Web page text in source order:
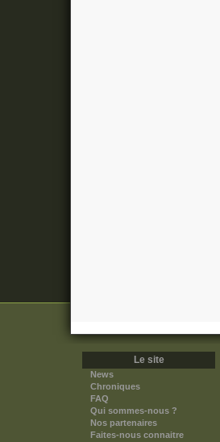
Le site
News
Chroniques
FAQ
Qui sommes-nous ?
Nos partenaires
Faites-nous connaitre